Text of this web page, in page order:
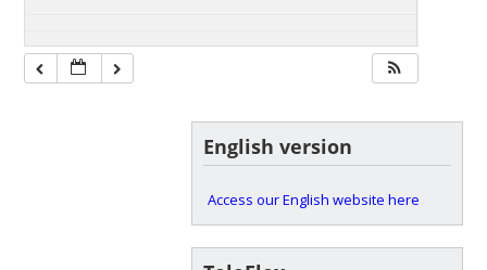
English version
Access our English website here